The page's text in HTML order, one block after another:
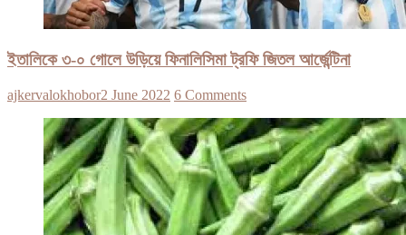
ইতালিকে ৩-০ গোলে উড়িয়ে ফিনালিসিমা ট্রফি জিতল আর্জেন্টিনা
ajkervalokhobor2 June 2022 6 Comments